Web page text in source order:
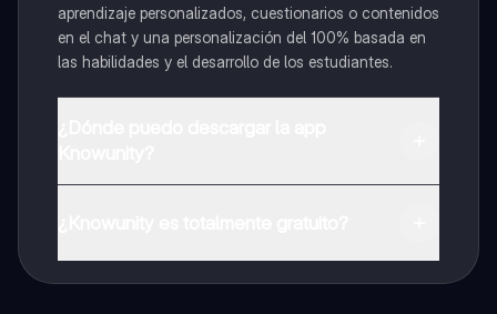
aprendizaje personalizados, cuestionarios o contenidos
en el chat y una personalización del 100% basada en
las habilidades y el desarrollo de los estudiantes.